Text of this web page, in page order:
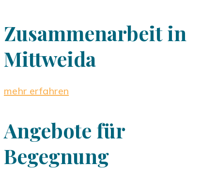
Zusammenarbeit in
Mittweida
mehr erfahren
Angebote für
Begegnung